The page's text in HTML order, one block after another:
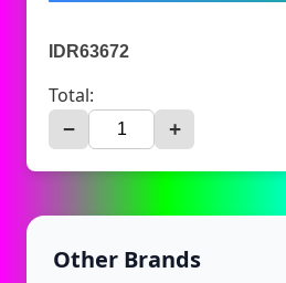
IDR63672
Total:
− +
Other Brands